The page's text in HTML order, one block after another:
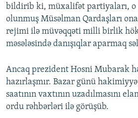
bildirib ki, müxalifət partiyaları, o
olunmuş Müsəlman Qardaşları
rejimi ilə müvəqqəti milli birlik
məsələsində danışıqlar aparmaq
Ancaq prezident Hosni Mubarak
hazırlaşmır. Bazar günü
saatının vaxtının uzadılmasını
ordu rəhbərləri ilə görüşüb.